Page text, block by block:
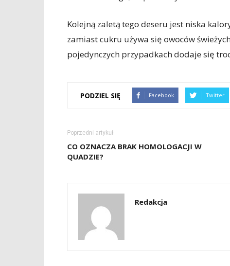
Kolejną zaletą tego deseru jest niska
zamiast cukru używa się owoców
pojedynczych przypadkach dodaje się
PODZIEL SIĘ Facebook Twitter
Poprzedni artykuł
CO OZNACZA BRAK HOMOLOGACJI W
QUADZIE?
Redakcja